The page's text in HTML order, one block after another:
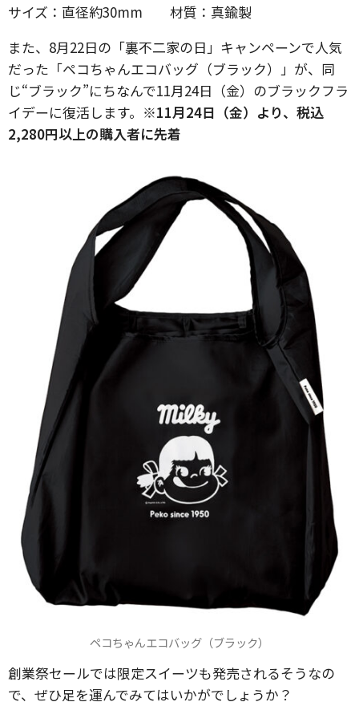
サイズ：直径約30mm 材質：真鍮製
また、8月22日の「裏不二家の日」キャンペーンで人気
だった「ペコちゃんエコバッグ（ブラック）」が、同
じ“ブラック”にちなんで11月24日（金）のブラックフラ
イデーに復活します。 ※11月24日（金）より、税込
2,280円以上の購入者に先着
ペコちゃんエコバッグ（ブラック）
創業祭セールでは限定スイーツも発売されるそうなの
で、ぜひ足を運んでみてはいかがでしょうか？